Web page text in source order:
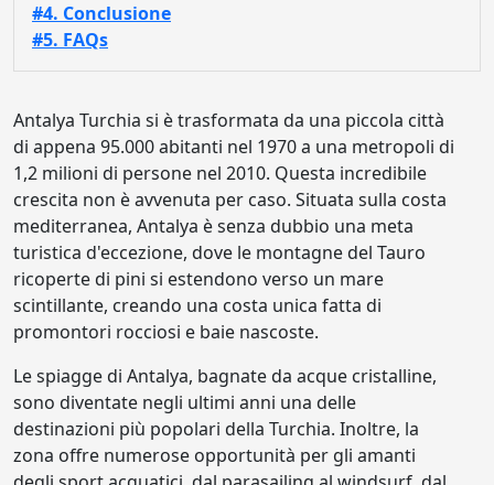
#4. Conclusione
#5. FAQs
Antalya Turchia si è trasformata da una piccola città
di appena 95.000 abitanti nel 1970 a una metropoli di
1,2 milioni di persone nel 2010. Questa incredibile
crescita non è avvenuta per caso. Situata sulla costa
mediterranea, Antalya è senza dubbio una meta
turistica d'eccezione, dove le montagne del Tauro
ricoperte di pini si estendono verso un mare
scintillante, creando una costa unica fatta di
promontori rocciosi e baie nascoste.
Le spiagge di Antalya, bagnate da acque cristalline,
sono diventate negli ultimi anni una delle
destinazioni più popolari della Turchia. Inoltre, la
zona offre numerose opportunità per gli amanti